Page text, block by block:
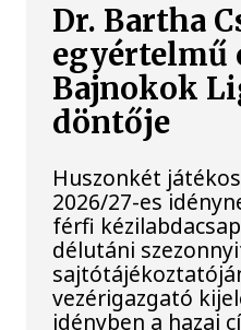
Dr. Bartha
egyértelmű
Bajnokok
döntője
Huszonkét
2026/27-es
férfi
délutáni
vezérigazgató
idényben a hazai